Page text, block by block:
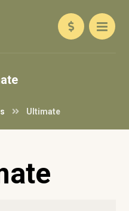
Ultimate